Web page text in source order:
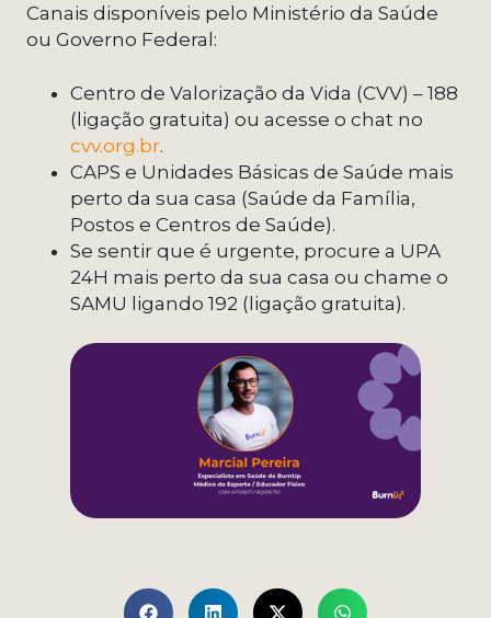
Canais disponíveis pelo Ministério da Saúde
ou Governo Federal:
Centro de Valorização da Vida (CVV) – 188
(ligação gratuita) ou acesse o chat no
cvv.org.br.
CAPS e Unidades Básicas de Saúde mais
perto da sua casa (Saúde da Família,
Postos e Centros de Saúde).
Se sentir que é urgente, procure a UPA
24H mais perto da sua casa ou chame o
SAMU ligando 192 (ligação gratuita).